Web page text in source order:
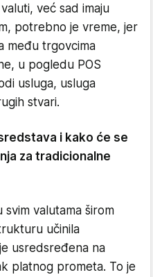
već sad imaju
potrebno je vreme, jer
među trgovcima
u pogledu POS
usluga, usluga
stvari.
i kako će se
za tradicionalne
svim valutama širom
učinila
usredsređena na
platnog prometa. To je